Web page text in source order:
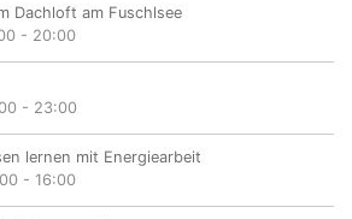
Dachloft am Fuschlsee
- 20:00
- 23:00
lernen mit Energiearbeit
- 16:00